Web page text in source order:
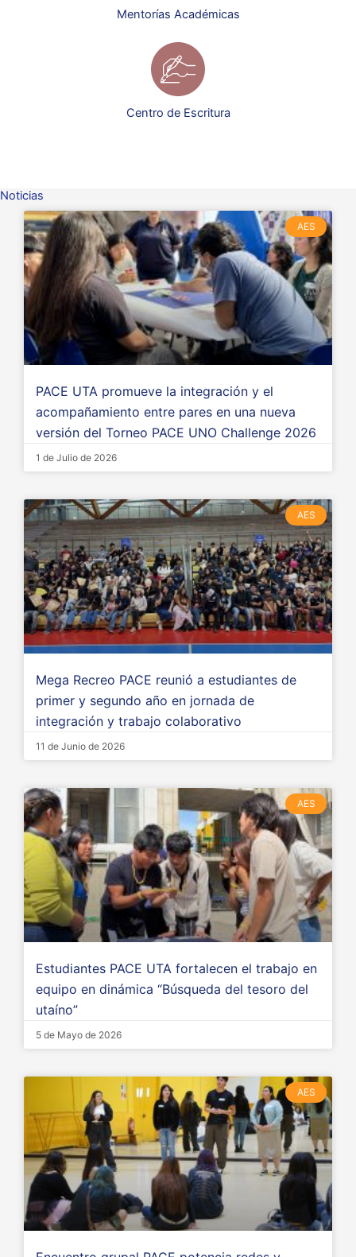
Mentorías Académicas
Centro de Escritura
Noticias
AES
PACE UTA promueve la integración y el
acompañamiento entre pares en una nueva
versión del Torneo PACE UNO Challenge 2026
1 de Julio de 2026
AES
Mega Recreo PACE reunió a estudiantes de
primer y segundo año en jornada de
integración y trabajo colaborativo
11 de Junio de 2026
AES
Estudiantes PACE UTA fortalecen el trabajo en
equipo en dinámica “Búsqueda del tesoro del
utaíno”
5 de Mayo de 2026
AES
P
a
g
e
P
a
g
e
P
a
e
P
a
g
e
P
a
g
e
a
g
e
P
a
g
e
a
g
e
P
a
g
e
P
a
g
e
P
a
g
e